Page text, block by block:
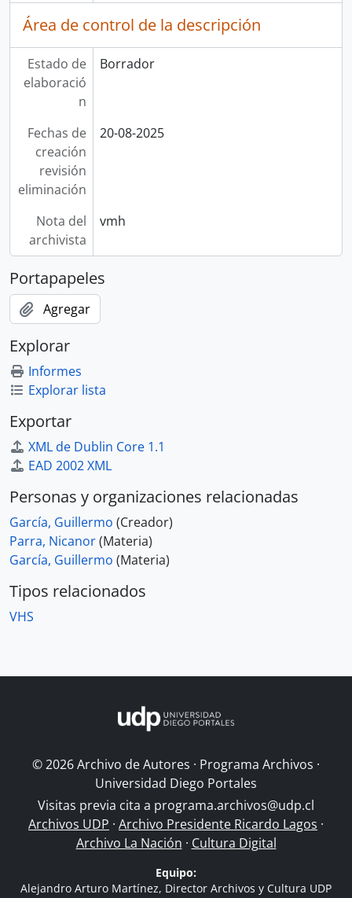
Área de control de la descripción
Estado de
elaboració
n
Borrador
Fechas de
creación
revisión
eliminación
20-08-2025
Nota del
archivista
vmh
Portapapeles
Agregar
Explorar
Informes
Explorar lista
Exportar
XML de Dublin Core 1.1
EAD 2002 XML
Personas y organizaciones relacionadas
García, Guillermo (Creador)
Parra, Nicanor(Materia)
García, Guillermo (Materia)
Tipos relacionados
VHS
© 2026 Archivo de Autores · Programa Archivos ·
Universidad Diego Portales
Visitas previa cita a programa.archivos@udp.cl
Archivos UDP · Archivo Presidente Ricardo Lagos ·
Archivo La Nación · Cultura Digital
Equipo:
Alejandro Arturo Martínez, Director Archivos y Cultura UDP